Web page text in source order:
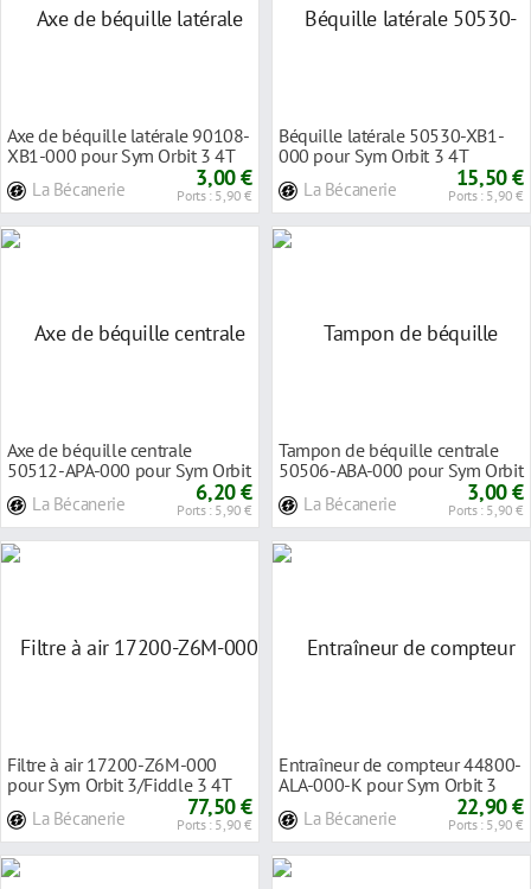
Axe de béquille latérale 90108-
XB1-000 pour Sym Orbit 3 4T
La Bécanerie 3,00 €
Ports : 5,90 €
Béquille latérale 50530-XB1-
000 pour Sym Orbit 3 4T
La Bécanerie 15,50 €
Ports : 5,90 €
Axe de béquille centrale
50512-APA-000 pour Sym Orbit
La Bécanerie 6,20 €
Ports : 5,90 €
Tampon de béquille centrale
50506-ABA-000 pour Sym Orbit
La Bécanerie 3,00 €
Ports : 5,90 €
Filtre à air 17200-Z6M-000
pour Sym Orbit 3/Fiddle 3 4T
La Bécanerie 77,50 €
Ports : 5,90 €
Entraîneur de compteur 44800-
ALA-000-K pour Sym Orbit 3
La Bécanerie 22,90 €
Ports : 5,90 €